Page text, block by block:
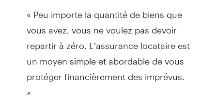
« Peu importe la quantité de biens que
vous avez, vous ne voulez pas devoir
repartir à zéro. L’assurance locataire est
un moyen simple et abordable de vous
protéger financièrement des imprévus.
»